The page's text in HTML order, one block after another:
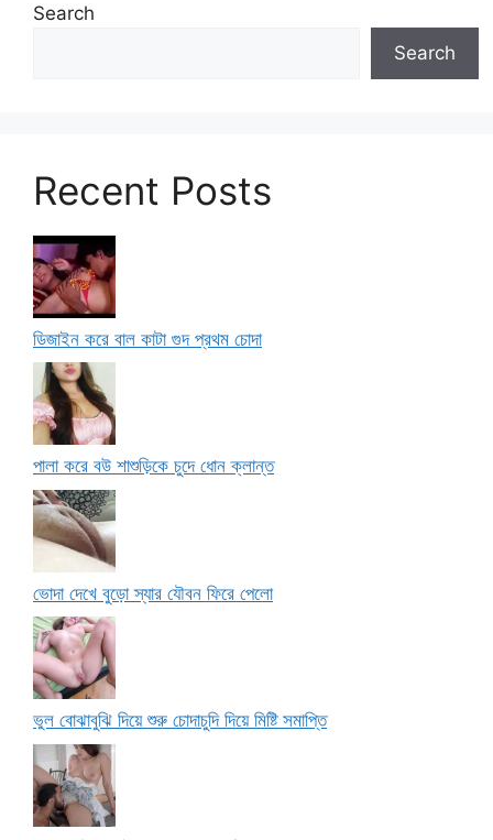
Search
Search
Recent Posts
ডিজাইন করে বাল কাটা গুদ প্রথম চোদা
পালা করে বউ শাশুড়িকে চুদে ধোন ক্লান্ত
ভোদা দেখে বুড়ো স্যার যৌবন ফিরে পেলো
ভুল বোঝাবুঝি দিয়ে শুরু চোদাচুদি দিয়ে মিষ্টি সমাপ্তি